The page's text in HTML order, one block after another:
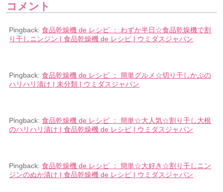
コメント
Pingback:食品乾燥機 de レシピ ： わずか半日☆食品乾燥機で割
り干しニンジン | 食品乾燥機 de レシピ | ウミダスジャパン
Pingback:食品乾燥機 de レシピ ： 簡単グルメ☆切り干しかぶの
ハリハリ漬け | 未分類 | ウミダスジャパン
Pingback:食品乾燥機 de レシピ ： 簡単☆大人気☆割り干し大根
のハリハリ漬け | 食品乾燥機 de レシピ | ウミダスジャパン
Pingback:食品乾燥機 de レシピ ： 簡単☆大好き☆割り干しニン
ジンのぬか漬け | 食品乾燥機 de レシピ | ウミダスジャパン